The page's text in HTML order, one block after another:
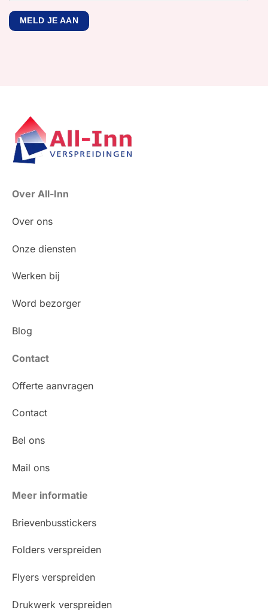
Over All-Inn
Over ons
Onze diensten
Werken bij
Word bezorger
Blog
Contact
Offerte aanvragen
Contact
Bel ons
Mail ons
Meer informatie
Brievenbusstickers
Folders verspreiden
Flyers verspreiden
Drukwerk verspreiden